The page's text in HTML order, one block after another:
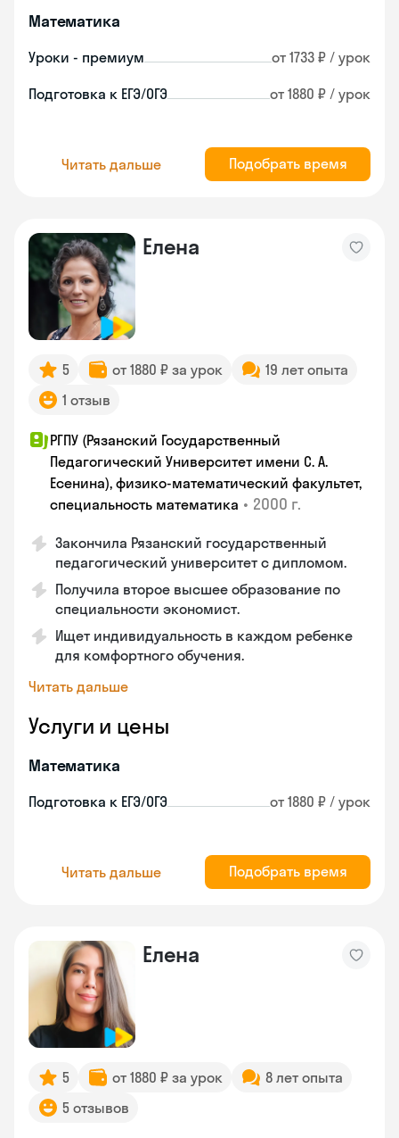
Математика
Уроки - премиум от 1733 ₽ / урок
Подготовка к ЕГЭ/ОГЭ от 1880 ₽ / урок
Читать дальше Подобрать время
Елена
5 от 1880 ₽ за урок
19 лет опыта
1 отзыв
РГПУ (Рязанский Государственный
Педагогический Университет имени С. А.
Есенина), физико-математический факультет,
специальность математика • 2000 г.
Закончилa Рязанский государственный
педагогический университет с дипломом.
Получила второе высшее образование по
специальности экономист.
Ищет индивидуальность в каждом ребенке
для комфортного обучения.
Читать дальше
Услуги и цены
Математика
Подготовка к ЕГЭ/ОГЭ от 1880 ₽ / урок
Читать дальше Подобрать время
Елена
5 от 1880 ₽ за урок
8 лет опыта
5 отзывов